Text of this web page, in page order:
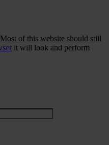
of this website should still
it will look and perform